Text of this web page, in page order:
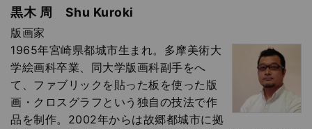
黒木 周 Shu Kuroki
版画家
1965年宮崎県都城市生まれ。多摩美術大
学絵画科卒業、同大学版画科副手をへ
て、ファブリックを貼った板を使った版
画・クロスグラフという独自の技法で作
品を制作。2002年からは故郷都城市に拠